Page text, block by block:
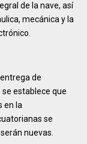
de la nave, así
mecánica y la
de
establece que
en la
se
nuevas.